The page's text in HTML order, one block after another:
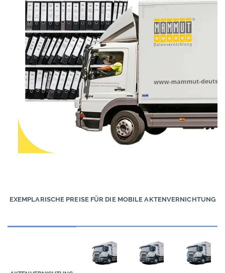
EXEMPLARISCHE PREISE FÜR DIE MOBILE AKTENVERNICHTUNG